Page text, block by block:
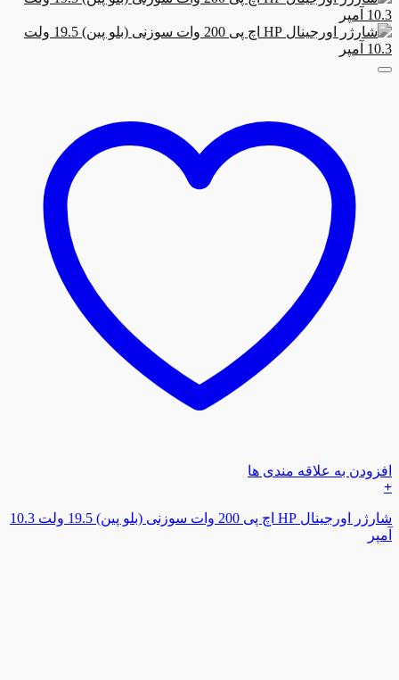
افزودن به علاقه مندی ها
+
شارژر اورجینال HP اچ پی 200 وات سوزنی (بلو پین) 19.5 ولت 10.3
آمپر